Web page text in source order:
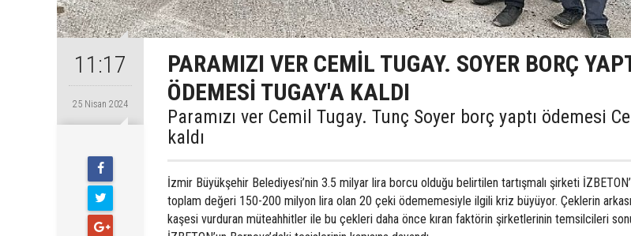
11:17
25 Nisan 2024
PARAMIZI VER CEMİL TUGAY. SOYER BORÇ
ÖDEMESİ TUGAY'A KALDI
Paramızı ver Cemil Tugay. Tunç Soyer borç yaptı ödemesi
kaldı
İzmir Büyükşehir Belediyesi’nin 3.5 milyar lira borcu olduğu belirtilen tartışmalı şirketi
toplam değeri 150-200 milyon lira olan 20 çeki ödememesiyle ilgili kriz büyüyor. Çeklerin
kaşesi vurduran müteahhitler ile bu çekleri daha önce kıran faktörin şirketlerinin temsilcileri